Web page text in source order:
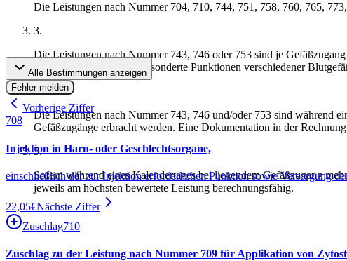
Die Leistungen nach Nummer 704, 710, 744, 751, 758, 760, 765,
3.
Die Leistungen nach Nummer 743, 746 oder 753 sind je
743, 746 oder 753 setzt gesonderte Punktionen verschiedener
4.
Die Leistungen nach Nummer 743, 746 und/oder 753 sind während
Gefäßzugänge erbracht werden. Eine Dokumentation in der
5.
Sofern während eines Kalendertages bei liegendem Gefäßzugang
jeweils am höchsten bewertete Leistung berechnungsfähig.
Alle Bestimmungen anzeigen
Fehler melden
Vorherige Ziffer
708
Injektion in Harn- oder Geschlechtsorgane,
einschließlich der zur Injektion erforderlichen Punktion sowie Versorgung
22,05€Nächste Ziffer
Zuschlag710
Zuschlag zu der Leistung nach Nummer 709 für Applikation von